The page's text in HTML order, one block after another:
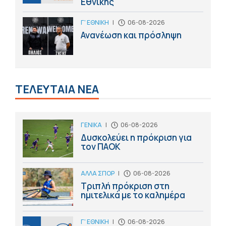
Γ' ΕΘΝΙΚΗ | 06-08-2026
Ανανέωση και πρόσληψη
ΤΕΛΕΥΤΑΙΑ ΝΕΑ
ΓΕΝΙΚΑ | 06-08-2026
Δυσκολεύει η πρόκριση για
τον ΠΑΟΚ
ΑΛΛΑ ΣΠΟΡ | 06-08-2026
Τριπλή πρόκριση στη
ημιτελικά με το καλημέρα
Γ' ΕΘΝΙΚΗ | 06-08-2026